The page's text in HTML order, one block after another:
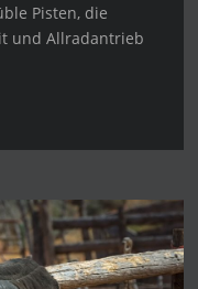
Pisten, die
und Allradantrieb